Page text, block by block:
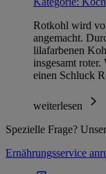
Rotkohl wird
angemacht.
lilafarbenen
insgesamt
einen Schluck
weiterlesen
Spezielle Frage?
Ernährungsservice